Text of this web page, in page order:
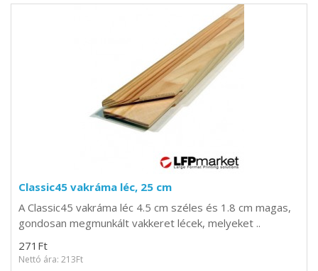
Classic45 vakráma léc, 25 cm
A Classic45 vakráma léc 4.5 cm széles és 1.8 cm magas,
gondosan megmunkált vakkeret lécek, melyeket ..
271Ft
Nettó ára: 213Ft